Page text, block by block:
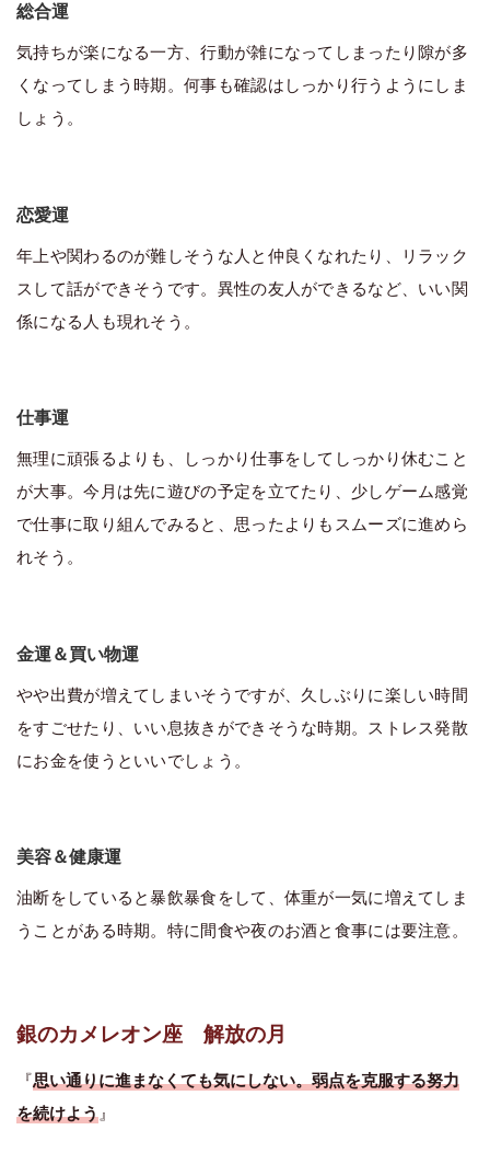
総合運
気持ちが楽になる一方、行動が雑になってしまったり隙が多
くなってしまう時期。何事も確認はしっかり行うようにしま
しょう。
恋愛運
年上や関わるのが難しそうな人と仲良くなれたり、リラック
スして話ができそうです。異性の友人ができるなど、いい関
係になる人も現れそう。
仕事運
無理に頑張るよりも、しっかり仕事をしてしっかり休むこと
が大事。今月は先に遊びの予定を立てたり、少しゲーム感覚
で仕事に取り組んでみると、思ったよりもスムーズに進めら
れそう。
金運＆買い物運
やや出費が増えてしまいそうですが、久しぶりに楽しい時間
をすごせたり、いい息抜きができそうな時期。ストレス発散
にお金を使うといいでしょう。
美容＆健康運
油断をしていると暴飲暴食をして、体重が一気に増えてしま
うことがある時期。特に間食や夜のお酒と食事には要注意。
銀のカメレオン座 解放の月
『思い通りに進まなくても気にしない。弱点を克服する努力
を続けよう』